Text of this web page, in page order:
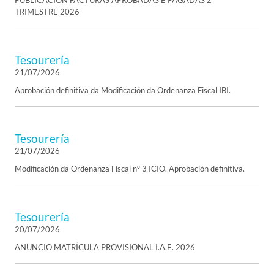
TRIMESTRE 2026
Tesourería
21/07/2026
Aprobación definitiva da Modificación da Ordenanza Fiscal IBI.
Tesourería
21/07/2026
Modificación da Ordenanza Fiscal nº 3 ICIO. Aprobación definitiva.
Tesourería
20/07/2026
ANUNCIO MATRÍCULA PROVISIONAL I.A.E. 2026